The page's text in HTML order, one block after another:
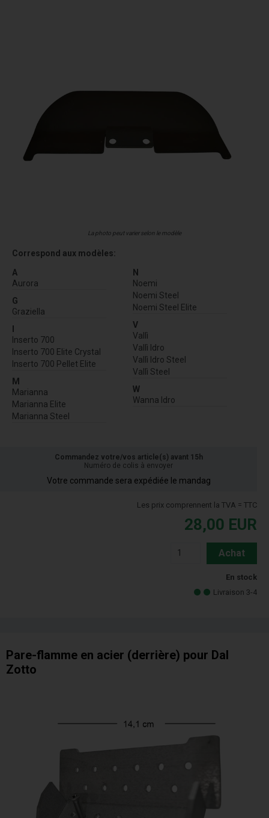
La photo peut varier selon le modèle
Correspond aux modèles:
A
Aurora
G
Graziella
I
Inserto 700
Inserto 700 Elite Crystal
Inserto 700 Pellet Elite
M
Marianna
Marianna Elite
Marianna Steel
N
Noemi
Noemi Steel
Noemi Steel Elite
V
Vallì
Vallì Idro
Vallì Idro Steel
Vallì Steel
W
Wanna Idro
Commandez votre/vos article(s) avant 15h
Numéro de colis à envoyer
Votre commande sera expédiée le mandag
Les prix comprennent la TVA = TTC
28,00 EUR
Achat
En stock
Livraison 3-4
Pare-flamme en acier (derrière) pour Dal
Zotto